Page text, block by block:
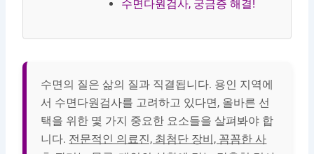
수면다원검사, 궁금증 해결!
수면의 질은 삶의 질과 직결됩니다. 용인 지역에
서 수면다원검사를 고려하고 있다면, 올바른 선
택을 위한 몇 가지 중요한 요소들을 살펴봐야 합
니다. 전문적인 의료진, 최첨단 장비, 꼼꼼한 사